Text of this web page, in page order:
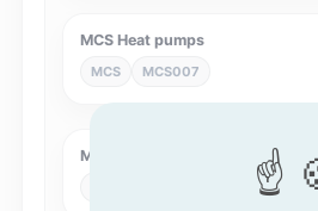
MCS Heat pumps
MCS MCS007
Micro Combined Heat and Power